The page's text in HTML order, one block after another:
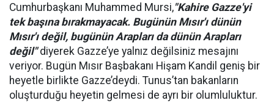
Cumhurbaşkanı Muhammed Mursi,"Kahire Gazze'yi
tek başına bırakmayacak. Bugünün Mısır'ı dünün
Mısır'ı değil, bugünün Arapları da dünün Arapları
değil"diyerek Gazze’ye yalnız değilsiniz mesajını
veriyor. Bugün Mısır Başbakanı Hişam Kandil geniş bir
heyetle birlikte Gazze’deydi. Tunus’tan bakanların
oluşturduğu heyetin gelmesi de ayrı bir olumluluktur.